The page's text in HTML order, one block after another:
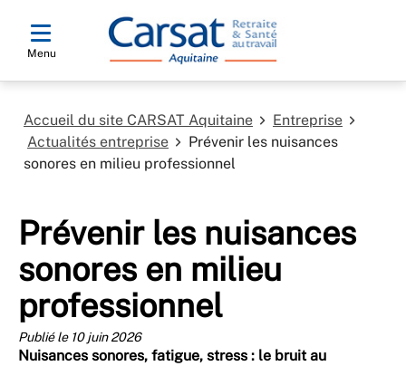
Menu
Accueil du site CARSAT Aquitaine
Entreprise
Actualités entreprise
Prévenir les nuisances
sonores en milieu professionnel
Prévenir les nuisances
sonores en milieu
professionnel
Publié le 10 juin 2026
Nuisances sonores, fatigue, stress : le bruit au